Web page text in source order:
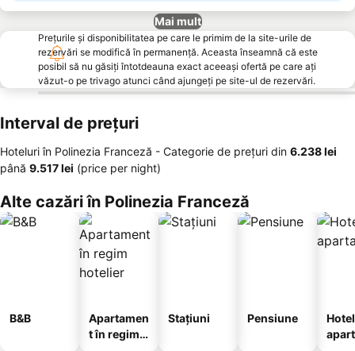
Mai mult
Prețurile și disponibilitatea pe care le primim de la site-urile de
rezervări se modifică în permanență. Aceasta înseamnă că este
posibil să nu găsiți întotdeauna exact aceeași ofertă pe care ați
văzut-o pe trivago atunci când ajungeți pe site-ul de rezervări.
Interval de prețuri
Hoteluri în Polinezia Franceză - Categorie de preţuri din ‎6.238 lei
până ‎9.517 lei (price per night)
Alte cazări în Polinezia Franceză
B&B
Apartamen
t în regim
Stațiuni Pensiune